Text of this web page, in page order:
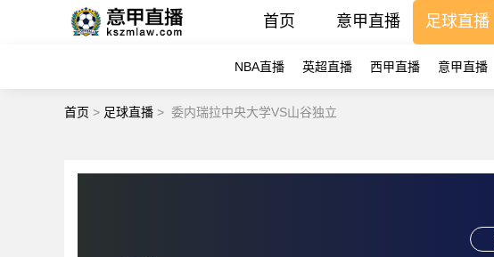
首页 意甲直播 足球直播
NBA直播 英超直播 西甲直播 意甲直播
首页 > 足球直播 > 委内瑞拉中央大学VS山谷独立